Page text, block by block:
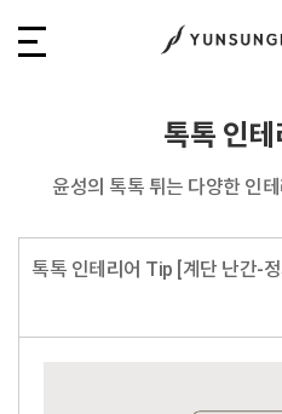
톡톡 인
윤성의 톡톡 튀는 다양한 인
톡톡 인테리어 Tip [계단 난간-